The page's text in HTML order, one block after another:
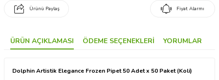
Ürünü Paylaş Fiyat Alarmı
ÜRÜN AÇIKLAMASI ÖDEME SEÇENEKLERI YORUMLAR
Dolphin Artistik Elegance Frozen Pipet 50 Adet x 50 Paket (Koli)